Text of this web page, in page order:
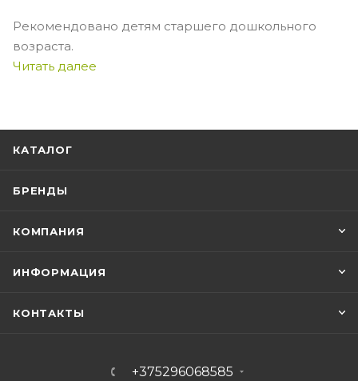
Рекомендовано детям старшего дошкольного
возраста.
Читать далее
КАТАЛОГ
БРЕНДЫ
КОМПАНИЯ
ИНФОРМАЦИЯ
КОНТАКТЫ
+375296068585